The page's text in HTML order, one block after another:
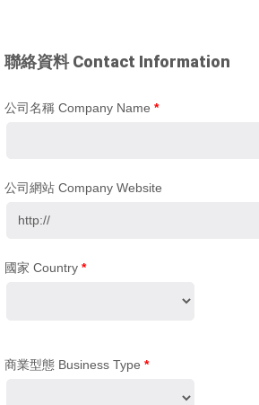
聯絡資料 Contact Information
公司名稱 Company Name *
公司網站 Company Website
國家 Country *
商業型態 Business Type *